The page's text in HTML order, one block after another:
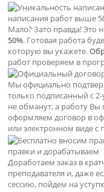
написания работ выше
Мало? Зато правда! Это
50%. Готовая работа
которую вы укажете.
работ проверяем в
Мы официально
только подписанный с 2-
не обманут, а работу
оформляем договор в
или электронном виде
правки и дорабатываем
Доработаем заказ в
преподавателя и, даже
сессию, пойдем на